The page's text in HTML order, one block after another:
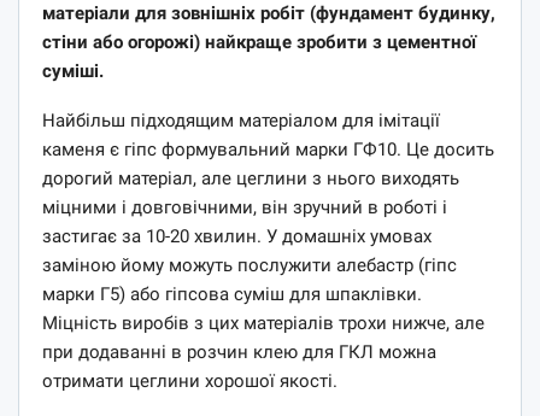
матеріали для зовнішніх робіт (фундамент будинку,
стіни або огорожі) найкраще зробити з цементної
суміші.
Найбільш підходящим матеріалом для імітації
каменя є гіпс формувальний марки ГФ10. Це досить
дорогий матеріал, але цеглини з нього виходять
міцними і довговічними, він зручний в роботі і
застигає за 10-20 хвилин. У домашніх умовах
заміною йому можуть послужити алебастр (гіпс
марки Г5) або гіпсова суміш для шпаклівки.
Міцність виробів з цих матеріалів трохи нижче, але
при додаванні в розчин клею для ГКЛ можна
отримати цеглини хорошої якості.